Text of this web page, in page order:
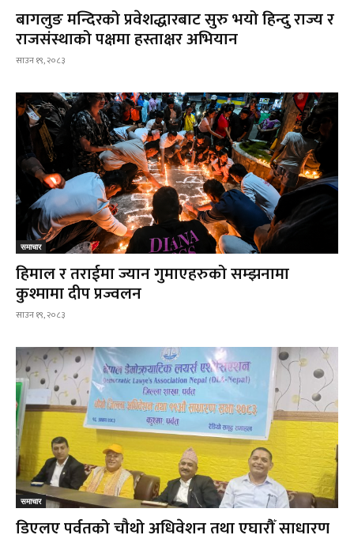
बागलुङ मन्दिरको प्रवेशद्धारबाट सुरु भयो हिन्दु राज्य र
राजसंस्थाको पक्षमा हस्ताक्षर अभियान
साउन १९, २०८३
समाचार
हिमाल र तराईमा ज्यान गुमाएहरुको सम्झनामा
कुश्मामा दीप प्रज्वलन
साउन १९, २०८३
समाचार
डिएलए पर्वतको चौथो अधिवेशन तथा एघारौँ साधारण